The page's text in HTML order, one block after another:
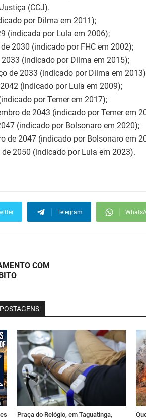
(CCJ).
por Dilma em 2011);
(indicada por Lula em 2006);
2030 (indicado por FHC em 2002);
(indicado por Dilma em 2015);
de 2033 (indicado por Dilma em
(indicado por Lula em 2009);
por Temer em 2017);
de 2043 (indicado por Temer em
(indicado por Bolsonaro em 2020);
de 2047 (indicado por Bolsonaro em
2050 (indicado por Lula em 2023).
Telegram
COM
Praça do Relógio, em Taguatinga,